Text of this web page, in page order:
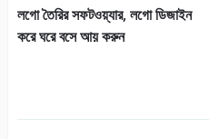
লগো তৈরির সফটওয়্যার, লগো ডিজাইন
করে ঘরে বসে আয় করুন